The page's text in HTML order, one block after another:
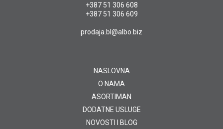
+387 51 306 608
+387 51 306 609
prodaja.bl@albo.biz
NASLOVNA
O NAMA
ASORTIMAN
DODATNE USLUGE
NOVOSTI I BLOG